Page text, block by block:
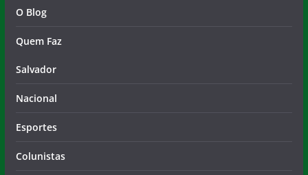
O Blog
Quem Faz
Salvador
Nacional
Esportes
Colunistas